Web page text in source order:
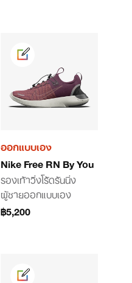
ออกแบบเอง
Nike Free RN By You
รองเท้าวิ่งโร้ดรันนิ่ง
ผู้ชายออกแบบเอง
฿5,200